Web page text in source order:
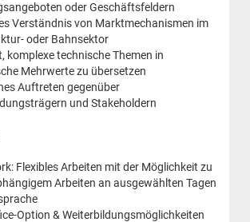
oder Geschäftsfeldern
Verständnis von Marktmechanismen im
oder Bahnsektor
komplexe technische Themen in
Mehrwerte zu übersetzen
Auftreten gegenüber
und Stakeholdern
Flexibles Arbeiten mit der Möglichkeit zu
Arbeiten an ausgewählten Tagen
Option & Weiterbildungsmöglichkeiten